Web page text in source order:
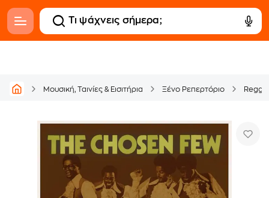
Μουσική, Ταινίες & Εισιτήρια Ξένο Ρεπερτόριο